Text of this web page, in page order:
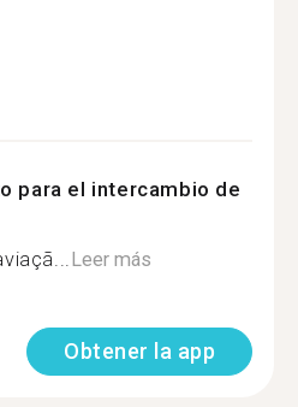
para el intercambio de
Leer más
Obtener la app